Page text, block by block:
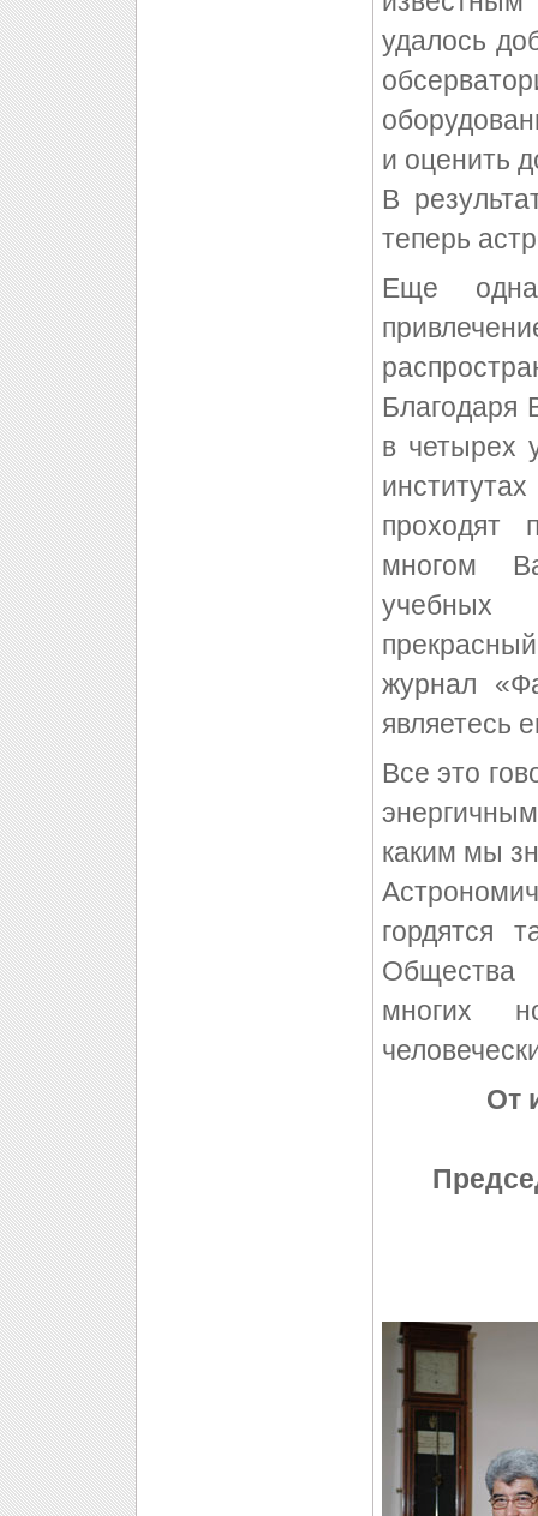
удалось
и оценить
В
теперь
Еще
Благодаря
в четырех
проходят
многом
учебных
журнал
являетесь
Все это
каким мы
гордятся
Общества
многих
От